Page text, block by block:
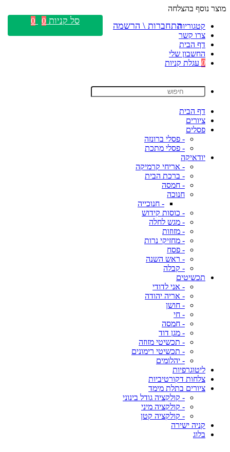
מוצר נוסף בהצלחה
קטגוריות
צרו קשר
דף הבית
החשבון שלי
0 עגלת קניות
דף הבית
ציורים
פסלים
- פסלי ברונזה
- פסלי מתכת
יודאיקה
- אריחי קרמיקה
- ברכת הבית
- חמסה
חנוכה
- חנוכייה
- כוסות קידוש
- מגש לחלה
- מזוזות
- מחזיקי נרות
- פסח
- ראש השנה
- קבלה
תכשיטים
- אני לדודי
- אריה יהודה
- חושן
- חי
- חמסה
- מגן דוד
- תכשיטי מזוזה
- תכשיטי רימונים
- יהלומים
ליטוגרפיות
צלחות דקורטיביות
ציורים בתלת מימד
- קולקציה גודל בינוני
- קולקציה מיני
- קולקציה קטן
קניה ישירה
בלוג
התחברות \ הרשמה סל קניות 0
0